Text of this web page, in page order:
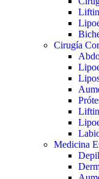
Cirugía
Medicina